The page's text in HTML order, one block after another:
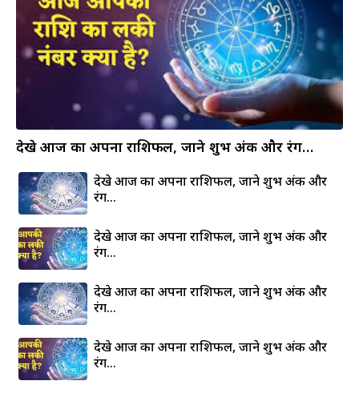
देखे आज का अपना राशिफल, जाने शुभ अंक और रंग…
देखे आज का अपना राशिफल, जाने शुभ अंक और
रंग…
देखे आज का अपना राशिफल, जाने शुभ अंक और
रंग…
देखे आज का अपना राशिफल, जाने शुभ अंक और
रंग…
देखे आज का अपना राशिफल, जाने शुभ अंक और
रंग…